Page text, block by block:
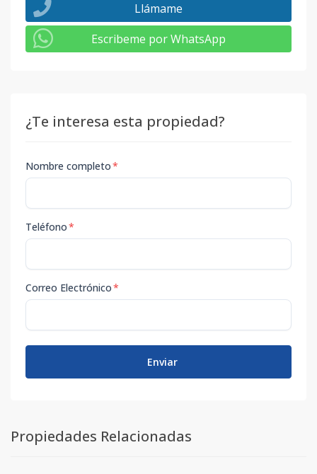
Llámame
Escribeme por WhatsApp
¿Te interesa esta propiedad?
Nombre completo*
Teléfono*
Correo Electrónico*
Enviar
Propiedades Relacionadas